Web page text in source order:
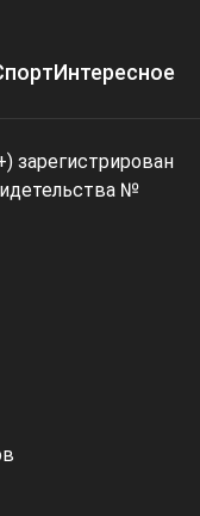
Интересное
зарегистрирован
№